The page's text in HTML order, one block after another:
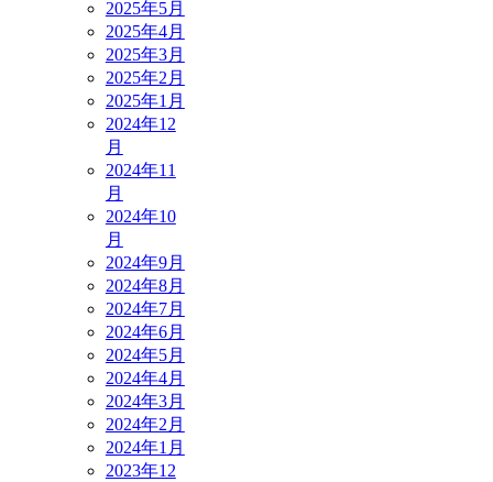
2025年5月
2025年4月
2025年3月
2025年2月
2025年1月
2024年12
月
2024年11
月
2024年10
月
2024年9月
2024年8月
2024年7月
2024年6月
2024年5月
2024年4月
2024年3月
2024年2月
2024年1月
2023年12